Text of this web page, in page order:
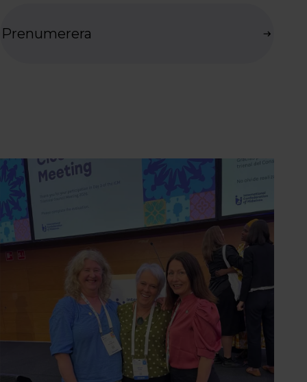
Prenumerera